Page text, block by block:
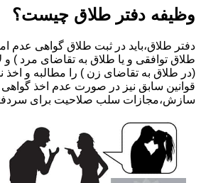
وظیفه دفتر طلاق چیست؟
دفتر طلاق،باید در ثبت طلاق گواهی
طلاق توافقی و یا طلاق به تقاضای مرد )
قوانین سابق نیز در صورت عدم اخذ
سازش،مجازات سلب صلاحیت برای